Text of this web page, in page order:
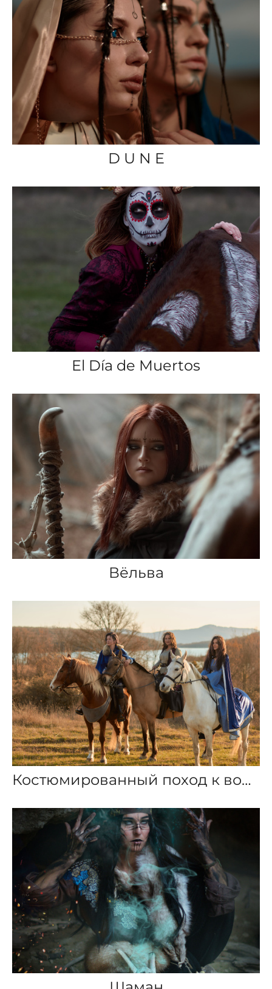
D U N E
El Día de Muertos
Вёльва
Костюмированный поход к водохранилищу